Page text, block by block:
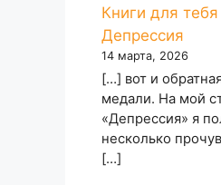
Книги для тебя
Депрессия
14 марта, 2026
[…] вот и
медали. На мой
«Депрессия» я
несколько
[…]